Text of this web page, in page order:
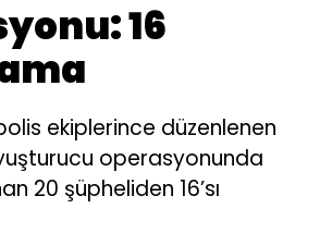
16
ekiplerince düzenlenen
operasyonunda
20 şüpheliden 16’sı